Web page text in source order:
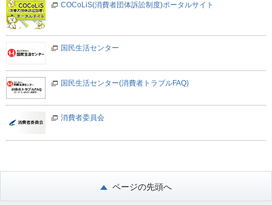
COCoLiS(消費者団体訴訟制度)ポータルサイト
国民生活センター
国民生活センター(消費者トラブルFAQ)
消費者委員会
ページの先頭へ